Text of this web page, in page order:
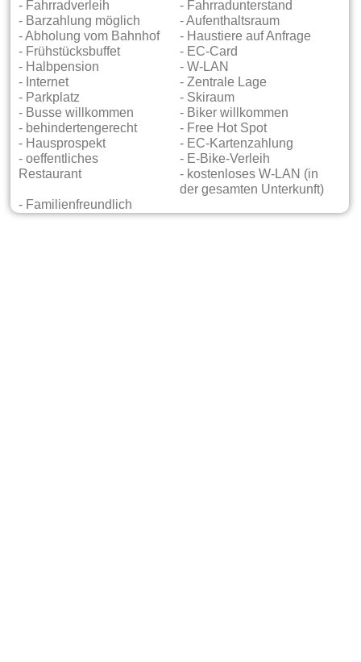
- Fahrradverleih
- Fahrradunterstand
- Barzahlung möglich
- Aufenthaltsraum
- Abholung vom Bahnhof
- Haustiere auf Anfrage
- Frühstücksbuffet
- EC-Card
- Halbpension
- W-LAN
- Internet
- Zentrale Lage
- Parkplatz
- Skiraum
- Busse willkommen
- Biker willkommen
- behindertengerecht
- Free Hot Spot
- Hausprospekt
- EC-Kartenzahlung
- oeffentliches
Restaurant
- E-Bike-Verleih
- kostenloses W-LAN (in
der gesamten Unterkunft)
- Familienfreundlich